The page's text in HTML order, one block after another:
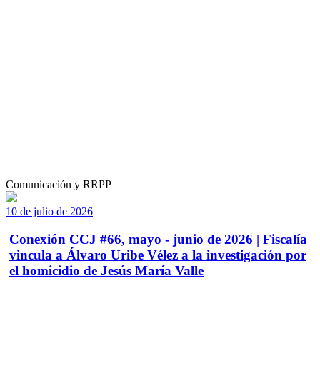
Comunicación y RRPP
10 de julio de 2026
Conexión CCJ #66, mayo - junio de 2026 | Fiscalía
vincula a Álvaro Uribe Vélez a la investigación por
el homicidio de Jesús María Valle